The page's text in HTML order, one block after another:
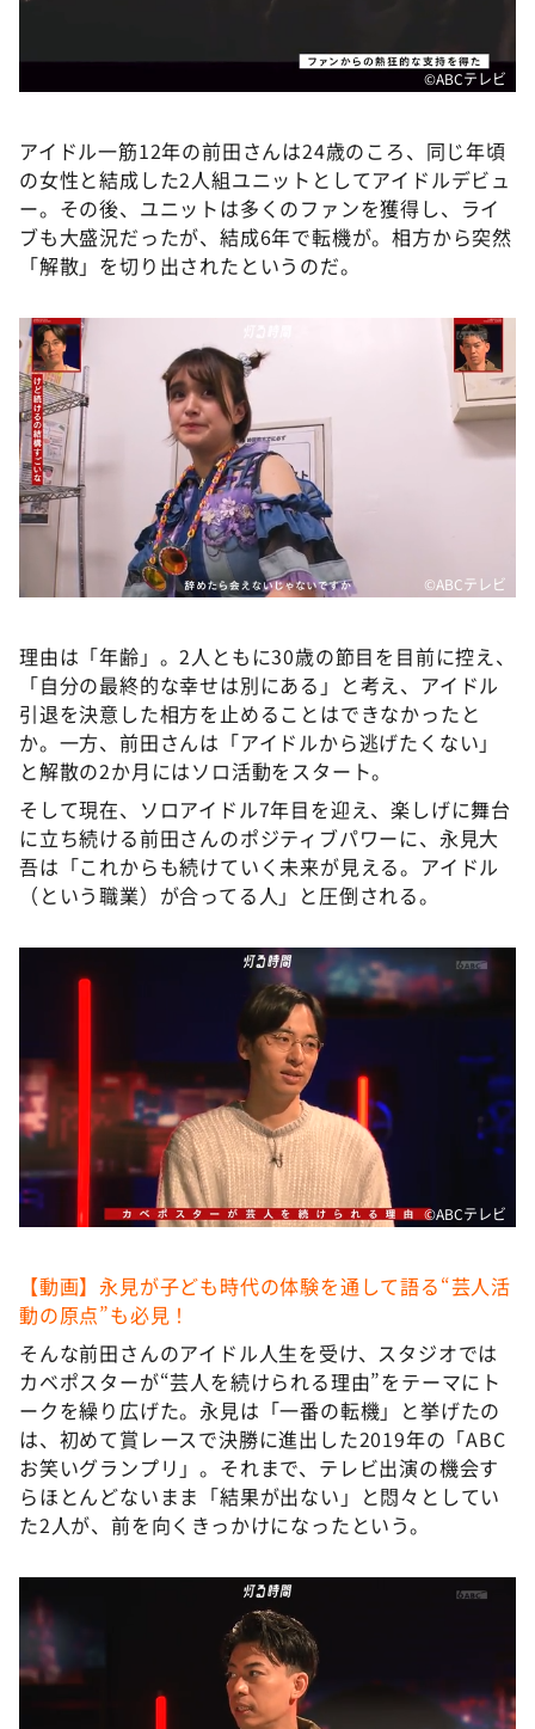
©️ABCテレビ
アイドル一筋12年の前田さんは24歳のころ、同じ年頃
の女性と結成した2人組ユニットとしてアイドルデビュ
ー。その後、ユニットは多くのファンを獲得し、ライ
ブも大盛況だったが、結成6年で転機が。相方から突然
「解散」を切り出されたというのだ。
©️ABCテレビ
理由は「年齢」。2人ともに30歳の節目を目前に控え、
「自分の最終的な幸せは別にある」と考え、アイドル
引退を決意した相方を止めることはできなかったと
か。一方、前田さんは「アイドルから逃げたくない」
と解散の2か月にはソロ活動をスタート。
そして現在、ソロアイドル7年目を迎え、楽しげに舞台
に立ち続ける前田さんのポジティブパワーに、永見大
吾は「これからも続けていく未来が見える。アイドル
（という職業）が合ってる人」と圧倒される。
©️ABCテレビ
【動画】永見が子ども時代の体験を通して語る“芸人活
動の原点”も必見！
そんな前田さんのアイドル人生を受け、スタジオでは
カベポスターが“芸人を続けられる理由”をテーマにト
ークを繰り広げた。永見は「一番の転機」と挙げたの
は、初めて賞レースで決勝に進出した2019年の「ABC
お笑いグランプリ」。それまで、テレビ出演の機会す
らほとんどないまま「結果が出ない」と悶々としてい
た2人が、前を向くきっかけになったという。